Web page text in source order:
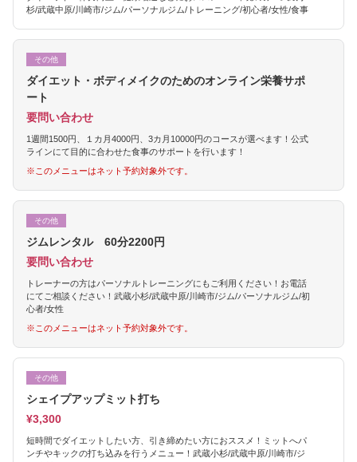
杉/武蔵中原/川崎市/ジム/パーソナルジム/トレーニング/初心者/女性/食事
その他
ダイエット・ボディメイクのためのオンライン栄養サポ
ート
要問い合わせ
1週間1500円、１カ月4000円、3カ月10000円のコースが選べます！公式
ラインにて目的に合わせた食事のサポートを行います！
※このメニューはネット予約対象外です。
その他
ジムレンタル 60分2200円
要問い合わせ
トレーナーの方はパーソナルトレーニングにもご利用ください！お電話
にてご相談ください！武蔵小杉/武蔵中原/川崎市/ジム/パーソナルジム/初
心者/女性
※このメニューはネット予約対象外です。
その他
シェイプアップミット打ち
¥3,300
短時間でダイエットしたい方、引き締めたい方におススメ！ミットへパ
ンチやキックの打ち込みを行うメニュー！武蔵小杉/武蔵中原/川崎市/ジ